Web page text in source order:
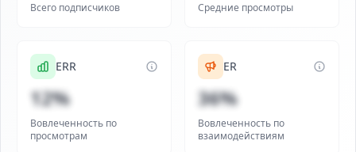
Всего подписчиков Средние просмотры
ERR
12%
Вовлеченность по
просмотрам
ER
36%
Вовлеченность по
взаимодействиям